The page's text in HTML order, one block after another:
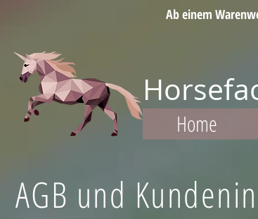
Ab einem
Home
AGB und